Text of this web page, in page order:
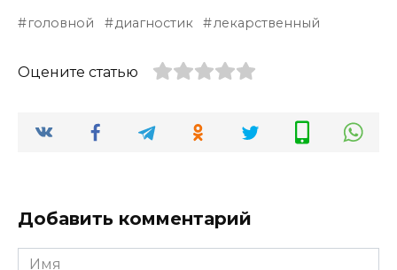
головной диагностик лекарственный
Оцените статью
Добавить комментарий
Имя